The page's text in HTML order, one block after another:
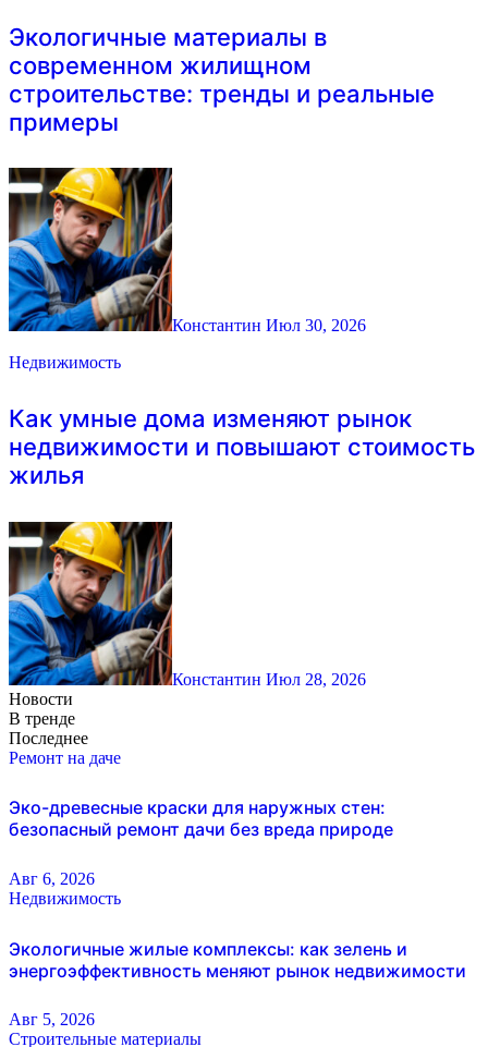
Экологичные материалы в
современном жилищном
строительстве: тренды и реальные
примеры
Константин Июл 30, 2026
Недвижимость
Как умные дома изменяют рынок
недвижимости и повышают стоимость
жилья
Константин Июл 28, 2026
Новости
В тренде
Последнее
Ремонт на даче
Эко-древесные краски для наружных стен:
безопасный ремонт дачи без вреда природе
Авг 6, 2026
Недвижимость
Экологичные жилые комплексы: как зелень и
энергоэффективность меняют рынок недвижимости
Авг 5, 2026
Строительные материалы